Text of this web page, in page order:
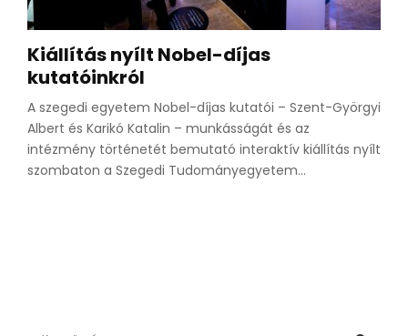
Kiállítás nyílt Nobel-díjas
kutatóinkról
A szegedi egyetem Nobel-díjas kutatói – Szent-Györgyi
Albert és Karikó Katalin – munkásságát és az
intézmény történetét bemutató interaktív kiállítás nyílt
szombaton a Szegedi Tudományegyetem...